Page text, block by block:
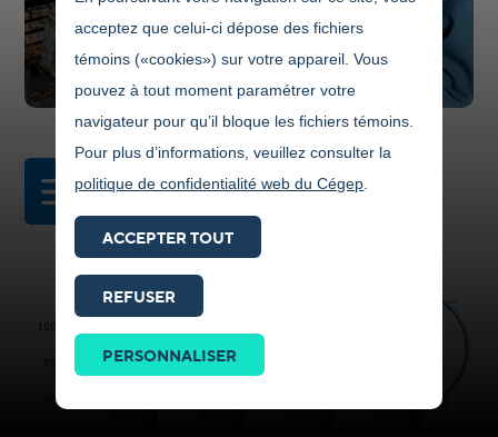
acceptez que celui-ci dépose des fichiers
témoins («cookies») sur votre appareil. Vous
pouvez à tout moment paramétrer votre
navigateur pour qu’il bloque les fichiers témoins.
Pour plus d’informations, veuillez consulter la
politique de confidentialité web du Cégep
ACCEPTER TOUT
REFUSER
PERSONNALISER
DANS CETTE SECTION